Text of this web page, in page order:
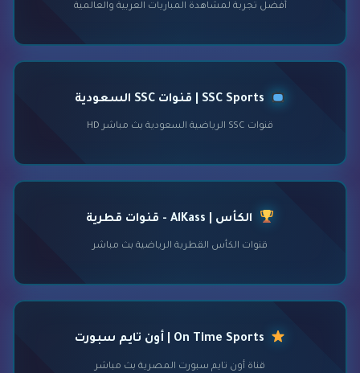
أفضل تجربة لمشاهدة المباريات العربية والعالمية
قنوات SSC الرياضية السعودية بث مباشر HD
الكأس | AlKass - قنوات قطرية
قنوات الكأس القطرية الرياضية بث مباشر
قناة أون تايم سبورت المصرية بث مباشر